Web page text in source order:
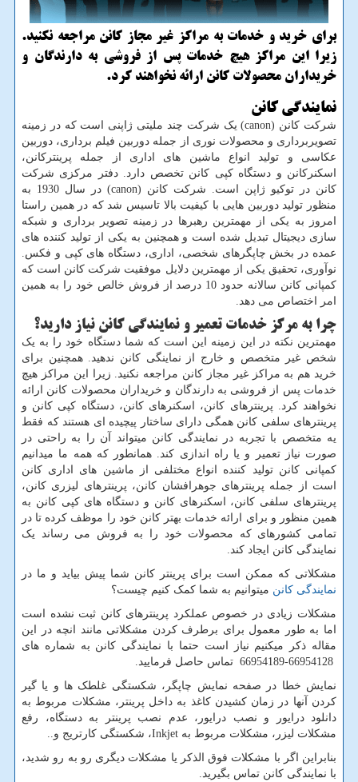
برای خرید و خدمات به مراكز غیر مجاز كانن مراجعه نكنید.
زیرا این مراكز هیچ خدمات پس از فروشی به دارندگان و
خریداران محصولات كانن ارائه نخواهند كرد.
نمایندگی کانن
شرکت کانن (canon) یک شرکت چند ملیتی ژاپنی است که در زمینه
تصویربرداری و محصولات نوری از جمله دوربین فیلم برداری، دوربین
عکاسی و تولید انواع ماشین های اداری از جمله پرینترکانن،
اسکنرکانن و دستگاه کپی کانن تخصص دارد. دفتر مرکزی شرکت
کانن در توکیو ژاپن است. شرکت کانن (canon
) در سال 1930 به
منظور تولید دوربین هایی با کیفیت بالا تاسیس شد که در همین راستا
امروز به یکی از مهمترین رهبرها در زمینه تصویر برداری و شبکه
سازی دیجیتال تبدیل شده است و همچنین به یکی از تولید کننده های
عمده در بخش چاپگرهای شخصی، اداری، دستگاه های کپی و فکس.
نوآوری، تحقیق یکی از مهمترین دلایل موفقیت شرکت کانن است که
کمپانی کانن سالانه حدود 10 درصد از فروش خالص خود را به همین
امر اختصاص می دهد.
چرا به مرکز خدمات تعمیر و نمایندگی کانن نیاز دارید؟
مهمترین نکته در این زمینه این است که شما دستگاه خود را به یک
شخص غیر متخصص و خارج از نماینگی کانن ندهید. همچنین برای
خرید هم به مراکز غیر مجاز کانن مراجعه نکنید. زیرا این مراکز هیچ
خدمات پس از فروشی به دارندگان و خریداران محصولات کانن ارائه
نخواهند کرد. پرینترهای کانن، اسکنرهای کانن، دستگاه کپی کانن و
پرینترهای سلفی کانن همگی دارای ساختار پیچیده ای هستند که فقط
یه متخصص با تجربه در نمایندگی کانن میتواند آن را به راحتی در
صورت نیاز تعمیر و یا راه اندازی کند. همانطور که همه ما میدانیم
کمپانی کانن تولید کننده انواع مختلفی از ماشین های اداری کانن
است از جمله پرینترهای جوهرافشان کانن، پرینترهای لیزری کانن،
پرینترهای سلفی کانن، اسکنرهای کانن و دستگاه های کپی کانن به
همین منظور و برای ارائه خدمات بهتر کانن خود را موظف کرده تا در
تمامی کشورهای که محصولات خود را به فروش می رساند یک
نمایندگی کانن ایجاد کند.
مشکلاتی که ممکن است برای پرینتر کانن شما پیش بیاید و ما در
نمایندگی کانن میتوانیم به شما کمک کنیم چیست؟
مشکلات زیادی در خصوص عملکرد پرینترهای کانن ثبت نشده است
اما به طور معمول برای برطرف کردن مشکلاتی مانند انچه در این
مقاله ذکر میکنیم نیاز است حتما با نمایندگی کانن به شماره های
نمایش خطا در صفحه نمایش چاپگر، شکستگی غلطک ها و یا گیر
کردن آنها در زمان کشیدن کاغذ به داخل پرینتر، مشکلات مربوط به
دانلود درایور و نصب درایور، عدم نصب پرینتر به دستگاه، رفع
مشکلات لیزر، مشکلات مربوط به Inkjet، شکستگی کارتریج و..
بنابراین اگر با مشکلات فوق الذکر یا مشکلات دیگری رو به رو شدید،
با نمایندگی کانن تماس بگیرید.